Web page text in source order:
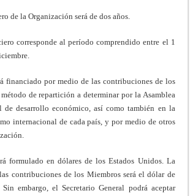
de la Organización será de dos años.
corresponde al período comprendido entre el 1
financiado por medio de las contribuciones de los
de repartición a determinar por la Asamblea
desarrollo económico, así como también en la
internacional de cada país, y por medio de otros
formulado en dólares de los Estados Unidos. La
contribuciones de los Miembros será el dólar de
embargo, el Secretario General podrá aceptar